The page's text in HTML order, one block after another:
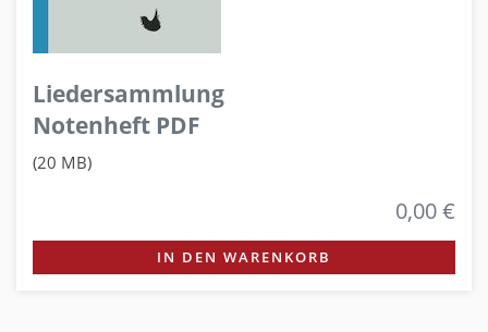
Liedersammlung
Notenheft PDF
(20 MB)
0,00 €
IN DEN WARENKORB